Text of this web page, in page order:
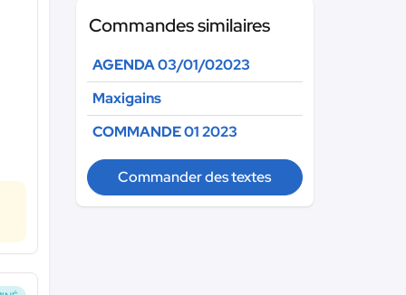
Commandes similaires
AGENDA 03/01/02023
Maxigains
COMMANDE 01 2023
Commander des textes